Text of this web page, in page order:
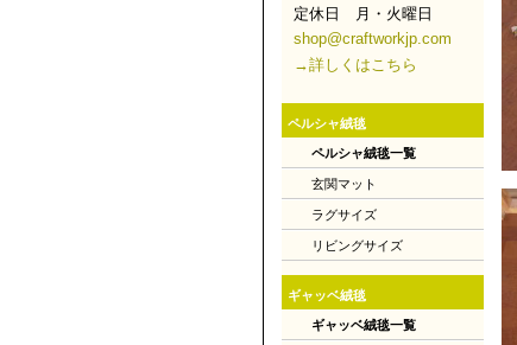
定休日 月・火曜日
shop@craftworkjp.com
→詳しくはこちら
ペルシャ絨毯
ペルシャ絨毯一覧
玄関マット
ラグサイズ
リビングサイズ
ギャッベ絨毯
ギャッベ絨毯一覧